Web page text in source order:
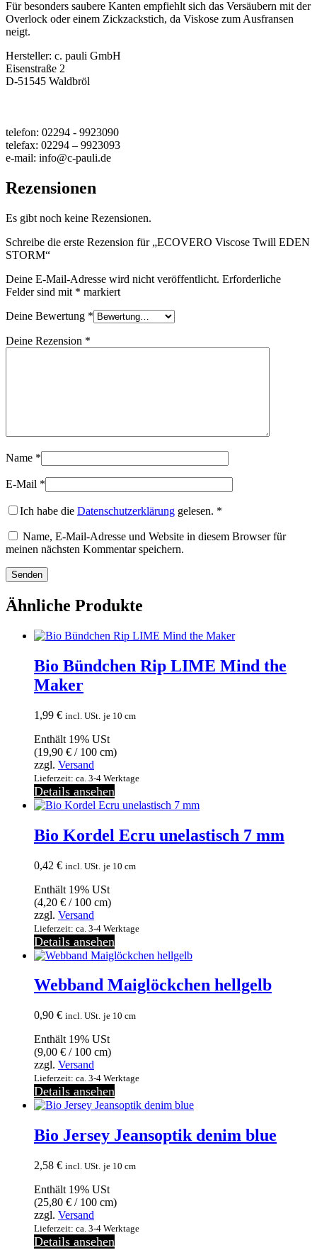
Für besonders saubere Kanten empfiehlt sich das Versäubern mit der
Overlock oder einem Zickzackstich, da Viskose zum Ausfransen
neigt.
Hersteller: c. pauli GmbH
Eisenstraße 2
D-51545 Waldbröl
telefon: 02294 - 9923090
telefax: 02294 – 9923093
e-mail: info@c-pauli.de
Rezensionen
Es gibt noch keine Rezensionen.
Schreibe die erste Rezension für „ECOVERO Viscose Twill EDEN
STORM“
Deine E-Mail-Adresse wird nicht veröffentlicht. Erforderliche
Felder sind mit * markiert
Deine Bewertung *
Deine Rezension *
Name *
E-Mail *
Ich habe die Datenschutzerklärung gelesen. *
Name, E-Mail-Adresse und Website in diesem Browser für
meinen nächsten Kommentar speichern.
Ähnliche Produkte
Bio Bündchen Rip LIME Mind the
Maker
1,99 € incl. USt. je 10 cm
Enthält 19% USt
(19,90 € / 100 cm)
zzgl. Versand
Lieferzeit: ca. 3-4 Werktage
Details ansehen
Bio Kordel Ecru unelastisch 7 mm
0,42 € incl. USt. je 10 cm
Enthält 19% USt
(4,20 € / 100 cm)
zzgl. Versand
Lieferzeit: ca. 3-4 Werktage
Details ansehen
Webband Maiglöckchen hellgelb
0,90 € incl. USt. je 10 cm
Enthält 19% USt
(9,00 € / 100 cm)
zzgl. Versand
Lieferzeit: ca. 3-4 Werktage
Details ansehen
Bio Jersey Jeansoptik denim blue
2,58 € incl. USt. je 10 cm
Enthält 19% USt
(25,80 € / 100 cm)
zzgl. Versand
Lieferzeit: ca. 3-4 Werktage
Details ansehen